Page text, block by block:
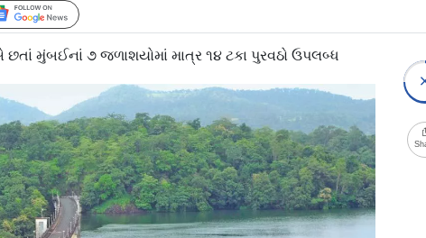
Follow Us
મુંબઈનાં ૭ જળાશયોમાં માત્ર ૧૪ ટકા પુરવઠો ઉપલબ્ધ